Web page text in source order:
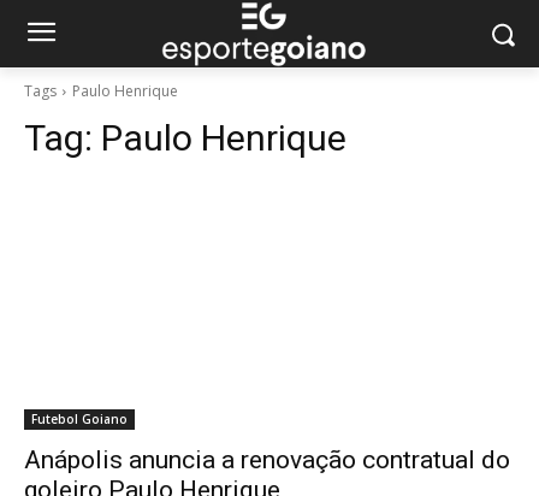
Tags Paulo Henrique
Tag: Paulo Henrique
Futebol Goiano
Anápolis anuncia a renovação contratual do
goleiro Paulo Henrique